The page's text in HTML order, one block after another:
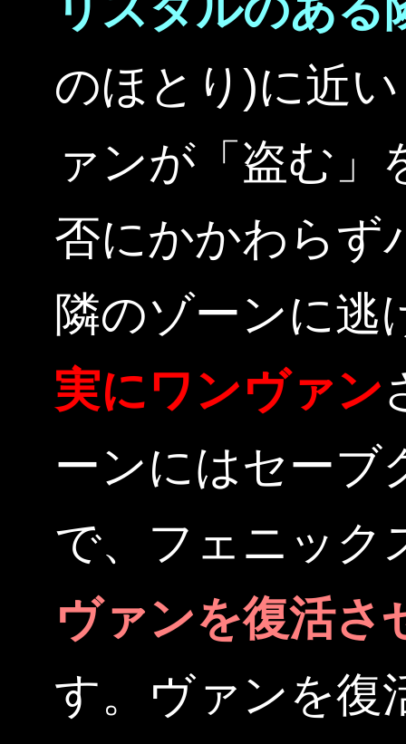
のほとり)に近
ァンが「盗む」
否にかかわらず
隣のゾーンに逃
実にワンヴァン
ーンにはセーブ
で、フェニック
ヴァンを復活さ
す。ヴァンを復